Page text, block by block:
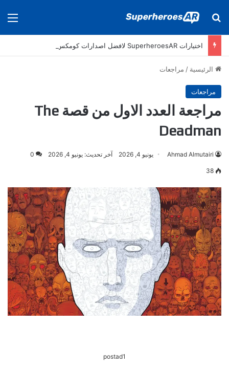
بحث عن
الرئيسية / مراجعات
مراجعات
مراجعة العدد الاول من قصة The
Deadman
Ahmad Almutairi يونيو 4, 2026 آخر تحديث: يونيو 4, 2026 0
38
postad1